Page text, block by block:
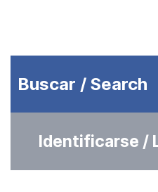
Buscar / Search
Identificarse /